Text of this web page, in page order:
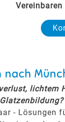
lichtem
- Lösungen